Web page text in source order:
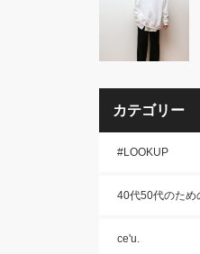
カテゴリー
#LOOKUP
40代50代のため
ce'u.